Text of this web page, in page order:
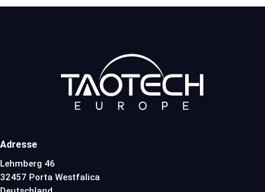
Adresse
Lehmberg 46
32457 Porta Westfalica